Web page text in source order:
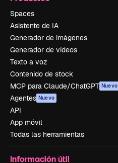
Spaces
Asistente de IA
Generador de imágenes
Generador de vídeos
Texto a voz
Contenido de stock
MCP para Claude/ChatGPT Nuevo
Agentes Nuevo
API
App móvil
Todas las herramientas
Información útil